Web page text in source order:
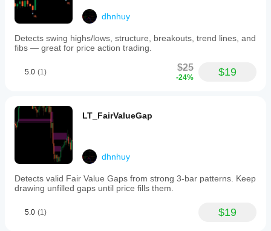
dhnhuy
Detects swing highs/lows, structure, breakouts, trend lines, and
fibs — great for price action trading.
5.0 (1) $25
-24% $19
LT_FairValueGap
dhnhuy
Detects valid Fair Value Gaps from strong 3-bar patterns. Keep
drawing unfilled gaps until price fills them.
5.0 (1) $19